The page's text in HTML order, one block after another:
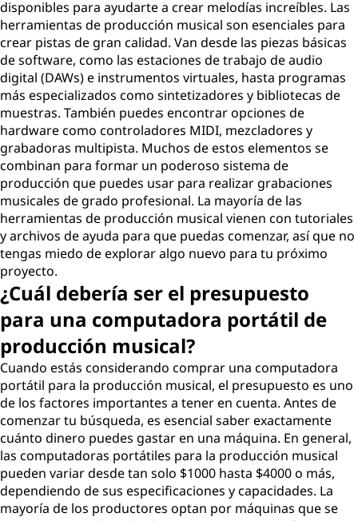
disponibles para ayudarte a crear melodías increíbles. Las
herramientas de producción musical son esenciales para
crear pistas de gran calidad. Van desde las piezas básicas
de software, como las estaciones de trabajo de audio
digital (DAWs) e instrumentos virtuales, hasta programas
más especializados como sintetizadores y bibliotecas de
muestras. También puedes encontrar opciones de
hardware como controladores MIDI, mezcladores y
grabadoras multipista. Muchos de estos elementos se
combinan para formar un poderoso sistema de
producción que puedes usar para realizar grabaciones
musicales de grado profesional. La mayoría de las
herramientas de producción musical vienen con tutoriales
y archivos de ayuda para que puedas comenzar, así que no
tengas miedo de explorar algo nuevo para tu próximo
proyecto.
¿Cuál debería ser el presupuesto
para una computadora portátil de
producción musical?
Cuando estás considerando comprar una computadora
portátil para la producción musical, el presupuesto es uno
de los factores importantes a tener en cuenta. Antes de
comenzar tu búsqueda, es esencial saber exactamente
cuánto dinero puedes gastar en una máquina. En general,
las computadoras portátiles para la producción musical
pueden variar desde tan solo $1000 hasta $4000 o más,
dependiendo de sus especificaciones y capacidades. La
mayoría de los productores optan por máquinas que se